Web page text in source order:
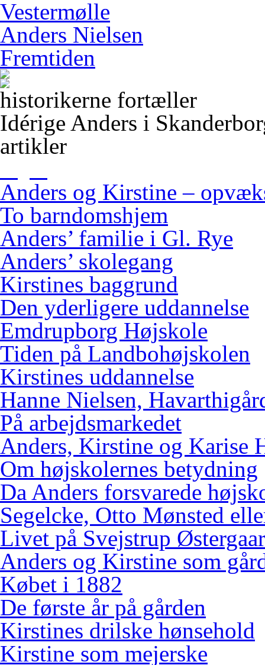
Vestermølle
Anders Nielsen
Fremtiden
historikerne fortæller
Idérige Anders i
artikler
Anders og Kirstine –
To barndomshjem
Anders’ familie i Gl. Rye
Anders’ skolegang
Kirstines baggrund
Den yderligere uddannelse
Emdrupborg Højskole
Tiden på Landbohøjskolen
Kirstines uddannelse
Hanne Nielsen,
På arbejdsmarkedet
Anders, Kirstine og Karise
Om højskolernes betydning
Da Anders forsvarede
Segelcke, Otto Mønsted
Livet på Svejstrup
Anders og Kirstine som
Købet i 1882
De første år på gården
Kirstines drilske hønsehold
Kirstine som mejerske